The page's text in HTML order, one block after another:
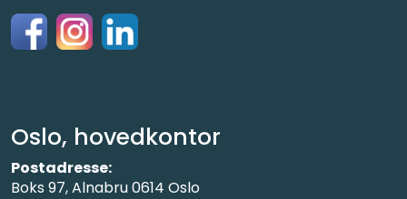
Oslo, hovedkontor
Postadresse:
Boks 97, Alnabru 0614 Oslo